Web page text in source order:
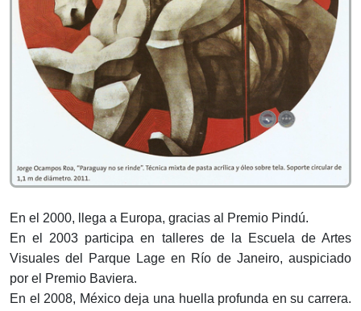
En el 2000, llega a Europa, gracias al Premio Pindú.
En el 2003 participa en talleres de la Escuela de Artes
Visuales del Parque Lage en Río de Janeiro, auspiciado
por el Premio Baviera.
En el 2008, México deja una huella profunda en su carrera.